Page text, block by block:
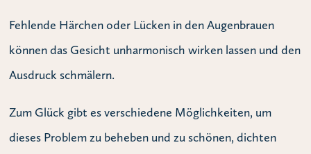
Fehlende Härchen oder Lücken in den Augenbrauen
können das Gesicht unharmonisch wirken lassen und den
Ausdruck schmälern.
Zum Glück gibt es verschiedene Möglichkeiten, um
dieses Problem zu beheben und zu schönen, dichten